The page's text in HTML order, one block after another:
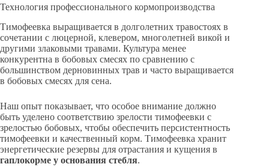
Технология профессионального кормопроизводства
Тимофеевка выращивается в долголетних травостоях в
сочетании с люцерной, клевером, многолетней викой и
другими злаковыми травами. Культура менее
конкурентна в бобовых смесях по сравнению с
большинством дерновинных трав и часто выращивается
в бобовых смесях для сена.
Наш опыт показывает, что особое внимание должно
быть уделено соответствию зрелости тимофеевки с
зрелостью бобовых, чтобы обеспечить персистентность
тимофеевки и качественный корм. Тимофеевка хранит
энергетические резервы для отрастания и кущения в
гаплокорме у основания стебля.